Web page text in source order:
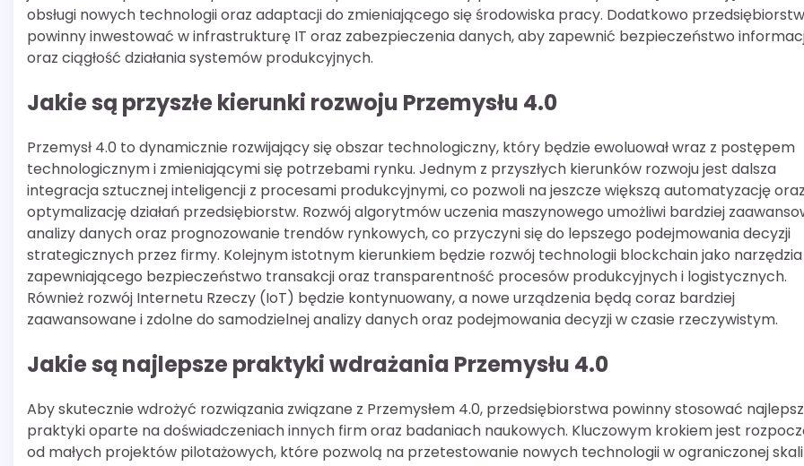
obsługi nowych technologii oraz adaptacji do zmieniającego się środowiska pracy. Dodatkowo
powinny inwestować w infrastrukturę IT oraz zabezpieczenia danych, aby zapewnić bezpieczeństwo
oraz ciągłość działania systemów produkcyjnych.
Jakie są przyszłe kierunki rozwoju Przemysłu 4.0
Przemysł 4.0 to dynamicznie rozwijający się obszar technologiczny, który będzie ewoluował wraz z postępem
technologicznym i zmieniającymi się potrzebami rynku. Jednym z przyszłych kierunków rozwoju jest dalsza
integracja sztucznej inteligencji z procesami produkcyjnymi, co pozwoli na jeszcze większą automatyzację
optymalizację działań przedsiębiorstw. Rozwój algorytmów uczenia maszynowego umożliwi bardziej
analizy danych oraz prognozowanie trendów rynkowych, co przyczyni się do lepszego podejmowania decyzji
strategicznych przez firmy. Kolejnym istotnym kierunkiem będzie rozwój technologii blockchain jako narzędzia
zapewniającego bezpieczeństwo transakcji oraz transparentność procesów produkcyjnych i logistycznych.
Również rozwój Internetu Rzeczy (IoT) będzie kontynuowany, a nowe urządzenia będą coraz bardziej
zaawansowane i zdolne do samodzielnej analizy danych oraz podejmowania decyzji w czasie rzeczywistym.
Jakie są najlepsze praktyki wdrażania Przemysłu 4.0
Aby skutecznie wdrożyć rozwiązania związane z Przemysłem 4.0, przedsiębiorstwa powinny stosować
praktyki oparte na doświadczeniach innych firm oraz badaniach naukowych. Kluczowym krokiem jest
od małych projektów pilotażowych, które pozwolą na przetestowanie nowych technologii w ograniczonej skali